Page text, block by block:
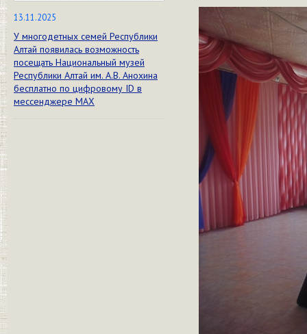
13.11.2025
У многодетных семей Республики
Алтай появилась возможность
посещать Национальный музей
Республики Алтай им. А.В. Анохина
бесплатно по цифровому ID в
мессенджере МАХ